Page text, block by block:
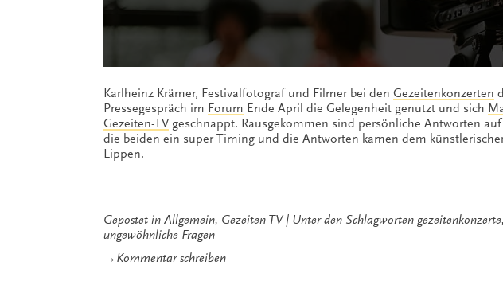
Karlheinz Krämer, Festivalfotograf und Filmer bei den Gezeitenkonzerten
Pressegespräch im Forum Ende April die Gelegenheit genutzt und sich
Gezeiten-TV geschnappt. Rausgekommen sind persönliche Antworten
die beiden ein super Timing und die Antworten kamen dem
Lippen.
Gepostet in Allgemein, Gezeiten-TV Unter den Schlagworten gezeitenkonzerte,
ungewöhnliche Fragen
→ Kommentar schreibenzu